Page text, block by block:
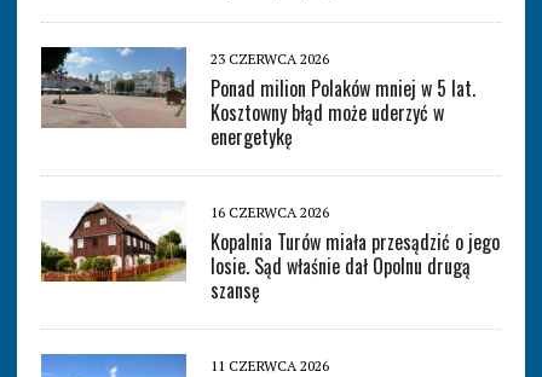
23 CZERWCA 2026
Ponad milion Polaków mniej w 5 lat.
Kosztowny błąd może uderzyć w
energetykę
16 CZERWCA 2026
Kopalnia Turów miała przesądzić o jego
losie. Sąd właśnie dał Opolnu drugą
szansę
11 CZERWCA 2026